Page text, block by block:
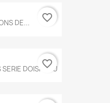
DE... favorite_border
DOISNEAU
favorite_border